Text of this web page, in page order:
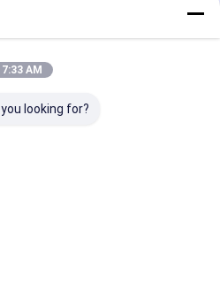
รื่องฟอกน้ำมันโรงงานในประเทศ
HLA Mechanical Equipment Co.,
Reserved.
7:33 AM
looking for?